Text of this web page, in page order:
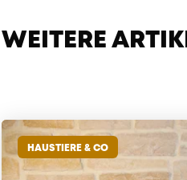
WEITERE
HAUSTIERE & CO